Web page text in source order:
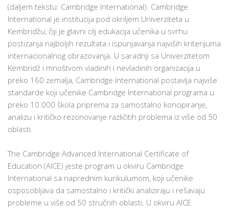
(daljem tekstu: Cambridge International). Cambridge
International je institucija pod okriljem Univerziteta u
Kembridžu, čiji je glavni cilj edukacija učenika u svrhu
postizanja najboljih rezultata i ispunjavanja najviših kriterijuma
internacionalnog obrazovanja. U saradnji sa Univerzitetom
Kembridž i mnoštvom vladinih i nevladinih organizacija u
preko 160 zemalja, Cambridge International postavlja najviše
standarde koji učenike Cambridge International programa u
preko 10.000 škola priprema za samostalno koncipiranje,
analizu i kritičko rezonovanje različitih problema iz više od 50
oblasti.
The Cambridge Advanced International Certificate of
Education (AICE) jeste program u okviru Cambridge
International sa naprednim kurikulumom, koji učenike
osposobljava da samostalno i kritički analiziraju i rešavaju
probleme u više od 50 stručnih oblasti. U okviru AICE